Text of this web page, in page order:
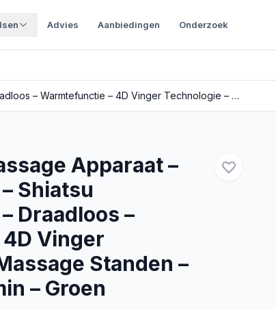
Advies Aanbiedingen Onderzoek
GS Goods Nekmassage Apparaat – Massagekussen – Shiatsu Massagekussen – Draadloos – Warmtefunctie – 4D Vinger Technologie – 3 Massage Standen – 2000 mAh – 70 min – Groen
Apparaat –
Shiatsu
Draadloos –
Vinger
Standen –
– Groen